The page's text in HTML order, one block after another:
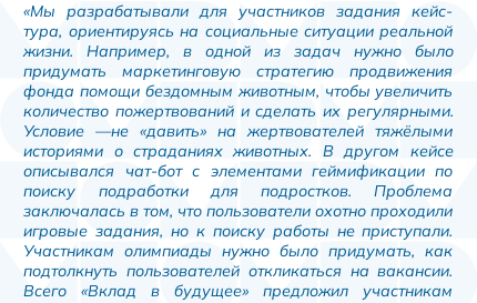
«Мы разрабатывали для участников задания кейс-
тура, ориентируясь на социальные ситуации реальной
жизни. Например, в одной из задач нужно было
придумать маркетинговую стратегию продвижения
фонда помощи бездомным животным, чтобы увеличить
количество пожертвований и сделать их регулярными.
Условие —не «давить» на жертвователей тяжёлыми
историями о страданиях животных. В другом кейсе
описывался чат-бот с элементами геймификации по
поиску подработки для подростков. Проблема
заключалась в том, что пользователи охотно проходили
игровые задания, но к поиску работы не приступали.
Участникам олимпиады нужно было придумать, как
подтолкнуть пользователей откликаться на вакансии.
Всего «Вклад в будущее» предложил участникам